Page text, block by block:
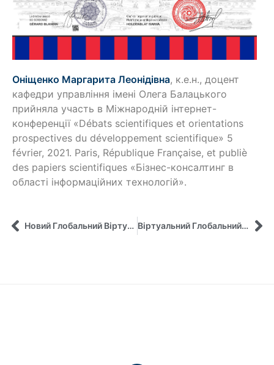
Оніщенко Маргарита Леонідівна, к.е.н., доцент
кафедри управління імені Олега Балацького
прийняла участь в Міжнародній інтернет-
конференції «Débats scientifiques et orientations
prospectives du développement scientifique» 5
février, 2021. Paris, République Française, et publiѐ
des papiers scientifiques «Бізнес-консалтинг в
області інформаційних технологій».
Новий Глобальний Віртуальний Клас «Міжнародні відносини та Глобальне Лідерство» стартує навесні 2021! Віртуальний Глобальний Клас-2021 стартував!